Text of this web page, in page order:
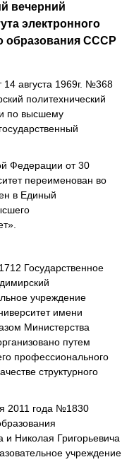
вечерний
электронного
образования СССР
августа 1969г. №368
политехнический
по высшему
Федерации от 30
переименован во
в Единый
Государственное
учреждение
имени
Министерства
путем
профессионального
структурного
2011 года №1830
и Николая Григорьевича
учреждение